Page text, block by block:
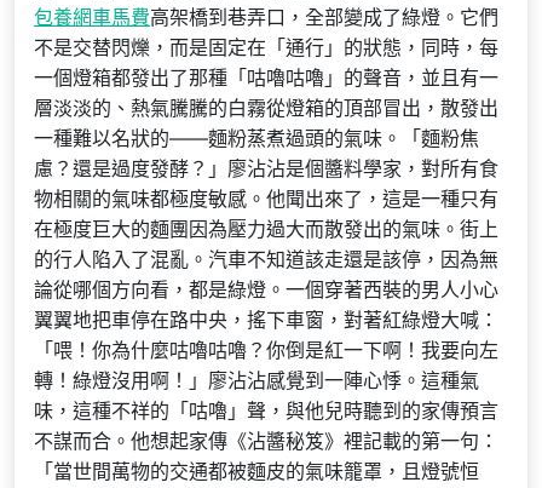
包養網車馬費高架橋到巷弄口，全部變成了綠燈。它們
不是交替閃爍，而是固定在「通行」的狀態，同時，每
一個燈箱都發出了那種「咕嚕咕嚕」的聲音，並且有一
層淡淡的、熱氣騰騰的白霧從燈箱的頂部冒出，散發出
一種難以名狀的——麵粉蒸煮過頭的氣味。「麵粉焦
慮？還是過度發酵？」廖沾沾是個醬料學家，對所有食
物相關的氣味都極度敏感。他聞出來了，這是一種只有
在極度巨大的麵團因為壓力過大而散發出的氣味。街上
的行人陷入了混亂。汽車不知道該走還是該停，因為無
論從哪個方向看，都是綠燈。一個穿著西裝的男人小心
翼翼地把車停在路中央，搖下車窗，對著紅綠燈大喊：
「喂！你為什麼咕嚕咕嚕？你倒是紅一下啊！我要向左
轉！綠燈沒用啊！」廖沾沾感覺到一陣心悸。這種氣
味，這種不祥的「咕嚕」聲，與他兒時聽到的家傳預言
不謀而合。他想起家傳《沾醬秘笈》裡記載的第一句：
「當世間萬物的交通都被麵皮的氣味籠罩，且燈號恒